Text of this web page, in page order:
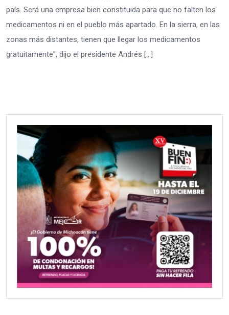
país. Será una empresa bien constituida para que no falten los
medicamentos ni en el pueblo más apartado. En la sierra, en las
zonas más distantes, tienen que llegar los medicamentos
gratuitamente”, dijo el presidente Andrés […]